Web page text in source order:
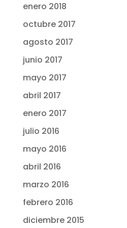
enero 2018
octubre 2017
agosto 2017
junio 2017
mayo 2017
abril 2017
enero 2017
julio 2016
mayo 2016
abril 2016
marzo 2016
febrero 2016
diciembre 2015